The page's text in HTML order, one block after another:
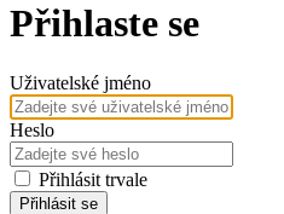
Přihlaste se
Uživatelské jméno
Heslo
Přihlásit trvale
Přihlásit se